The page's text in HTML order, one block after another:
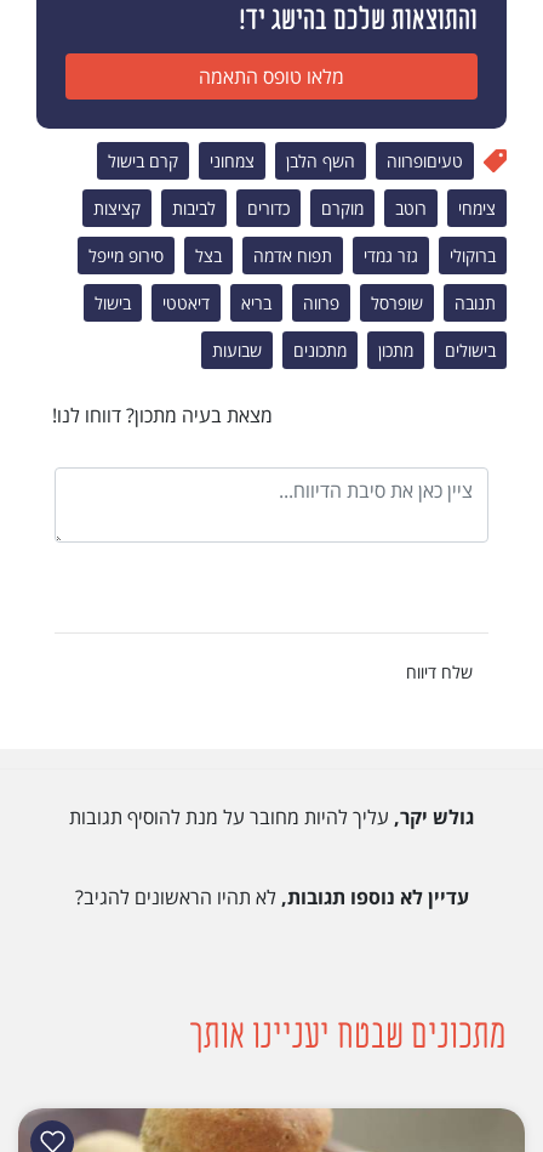
והתוצאות שלכם בהישג יד!
מלאו טופס התאמה
טעיםופרווה השף הלבן צמחוני קרם בישול
צימחי רוטב מוקרם כדורים לביבות קציצות
ברוקולי גזר גמדי תפוח אדמה בצל סירופ מייפל
תנובה שופרסל פרווה בריא דיאטטי בישול
בישולים מתכון מתכונים שבועות
מצאת בעיה מתכון? דווחו לנו!
שלח דיווח
גולש יקר, עליך להיות מחובר על מנת להוסיף תגובות
עדיין לא נוספו תגובות,לא תהיו הראשונים להגיב?
מתכונים שבטח יעניינו אותך